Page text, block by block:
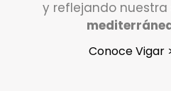
Los
bio-
Si tu
días
y
y reflejando nuestra
Conoce Vigar